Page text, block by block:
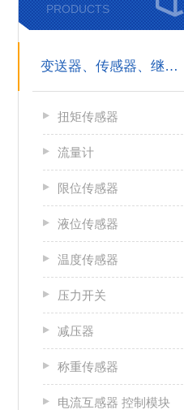
PRODUCTS
变送器、传感器、继电器
扭矩传感器
流量计
限位传感器
液位传感器
温度传感器
压力开关
减压器
称重传感器
电流互感器 控制模块